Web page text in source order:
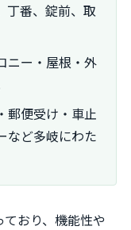
丁番、錠前、取
ニー・屋根・外
郵便受け・車止
など多岐にわた
おり、機能性や